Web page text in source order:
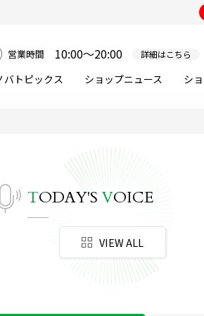
営業時間 10:00～20:00 詳細はこちら
バトピックス ショップニュース シ
TODAY'SVOICE
VIEW ALL